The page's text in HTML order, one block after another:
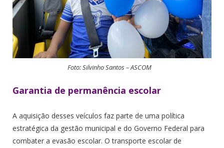
Foto: Silvinho Santos – ASCOM
Garantia de permanência escolar
A aquisição desses veículos faz parte de uma política
estratégica da gestão municipal e do Governo Federal para
combater a evasão escolar. O transporte escolar de